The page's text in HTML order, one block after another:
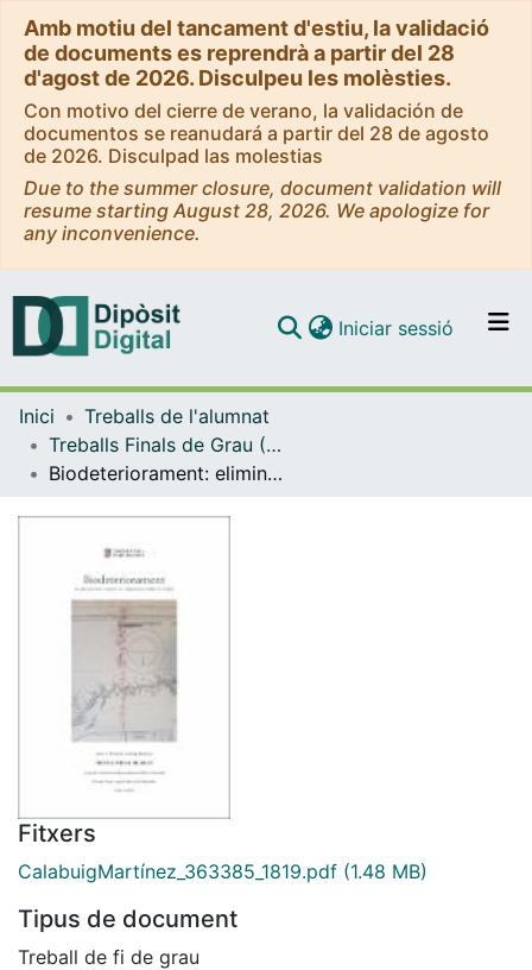
Amb motiu del tancament d'estiu, la validació
de documents es reprendrà a partir del 28
d'agost de 2026. Disculpeu les molèsties.
Con motivo del cierre de verano, la validación de
documentos se reanudará a partir del 28 de agosto
de 2026. Disculpad las molestias
Due to the summer closure, document validation will
resume starting August 28, 2026. We apologize for
any inconvenience.
Navega per tot el DD
Com publicar
Iniciar sessió (current)
Inici
Treballs de l'alumnat
Treballs Finals de Grau (TFG) - Conservació i Restauració de Béns Culturals
Biodeteriorament: eliminació de taques de fongs en suport de paper
Fitxers
CalabuigMartínez_363385_1819.pdf (1.48 MB)
Tipus de document
Treball de fi de grau